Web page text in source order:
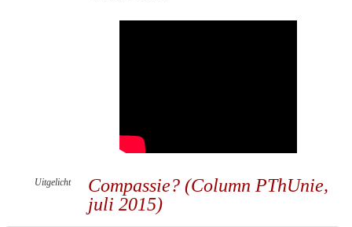
Compassie? (Column PThUnie,
juli 2015)
Uitgelicht